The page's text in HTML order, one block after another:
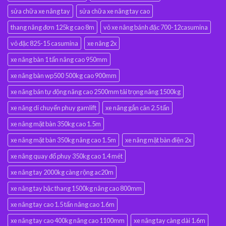
sửa chữa xe nâng tay
sửa chữa xe nâng tay cao
thang nâng đơn 125kg cao 8m
vỏ xe nâng bánh đặc 700-12casumina
vỏ đặc 825-15 casumina
xe nâng 2x
xe nâng bàn 1 tấn nâng cao 950mm
xe nâng bàn wp500 500kg cao 900mm
xe nâng bán tự động nâng cao 2500mm tải trọng nâng 1500kg
xe nâng di chuyển phuy gamlift
xe nâng gắn cân 2.5 tấn
xe nâng mặt bàn 350kg cao 1.5m
xe nâng mặt bàn 350kg nâng cao 1.5m
xe nâng mặt bàn điện 2x
xe nâng quay đổ phuy 350kg cao 1.4 mét
xe nâng tay 2000kg càng rộng ac20m
xe nâng tay bậc thang 1500kg nâng cao 800mm
xe nâng tay cao 1.5 tấn nâng cao 1.6m
xe nâng tay cao 400kg nâng cao 1100mm
xe nâng tay càng dài 1.6m